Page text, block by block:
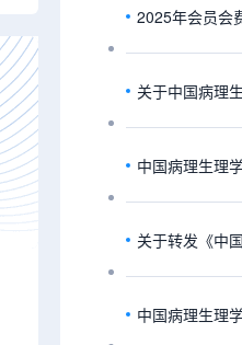
2025年会员会
关于中国病理
中国病理生理
关于转发《中
中国病理生理